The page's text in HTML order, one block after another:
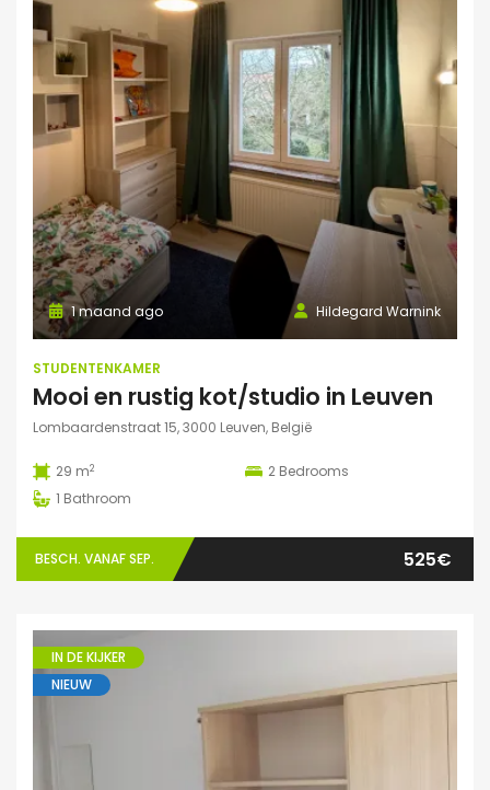
Hildegard Warnink
1 maand ago
STUDENTENKAMER
Mooi en rustig kot/studio in Leuven
Lombaardenstraat 15, 3000 Leuven, België
29 m2 2 Bedrooms
1 Bathroom
BESCH. VANAF SEP. 525€
IN DE KIJKER
NIEUW